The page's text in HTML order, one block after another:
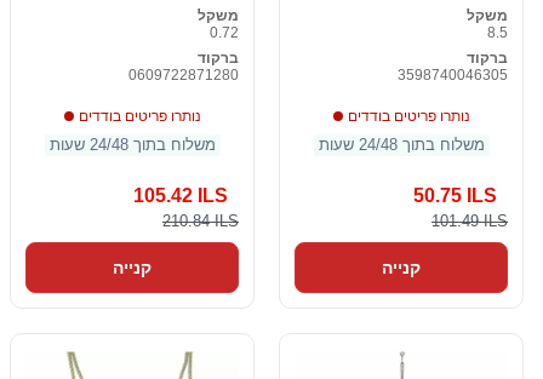
משקל
0.72
ברקוד
0609722871280
נותרו פריטים בודדים
משלוח בתוך 24/48 שעות
105.42 ILS
210.84 ILS
קנייה
משקל
8.5
ברקוד
3598740046305
נותרו פריטים בודדים
משלוח בתוך 24/48 שעות
50.75 ILS
101.49 ILS
קנייה